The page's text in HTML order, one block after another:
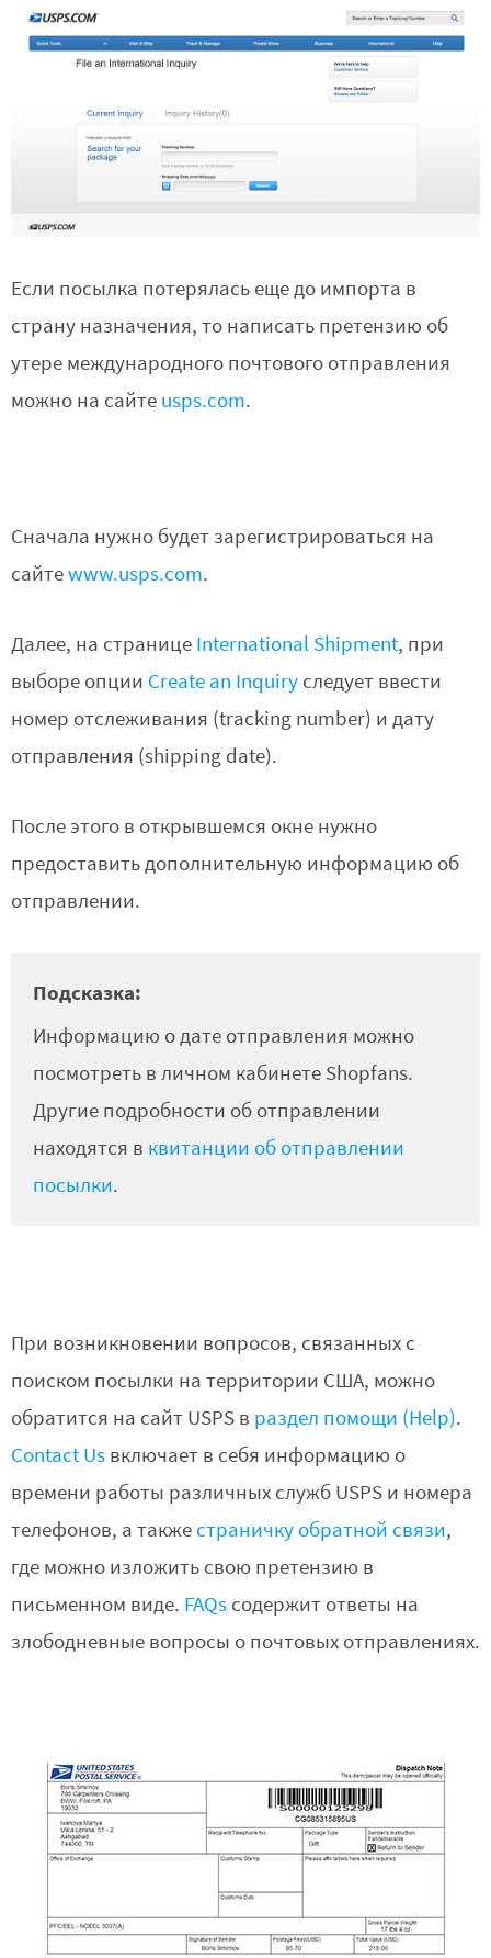
Если посылка потерялась еще до импорта в
страну назначения, то написать претензию об
утере международного почтового отправления
можно на сайте usps.com.
Сначала нужно будет зарегистрироваться на
сайтеwww.usps.com.
Далее, на странице International Shipment, при
выборе опции Create an Inquiryследует ввести
номер отслеживания (tracking number) и дату
отправления (shipping date).
После этого в открывшемся окне нужно
предоставить дополнительную информацию об
отправлении.
Подсказка:
Информацию о дате отправления можно
посмотреть в личном кабинете Shopfans.
Другие подробности об отправлении
находятся в квитанции об отправлении
посылки.
При возникновении вопросов, связанных с
поиском посылки на территории США, можно
обратится на сайт USPS в раздел помощи (Help).
Contact Usвключает в себя информацию о
времени работы различных служб USPS и номера
телефонов, а такжестраничку обратной связи,
где можно изложить свою претензию в
письменном виде. FAQsсодержит ответы на
злободневные вопросы о почтовых отправлениях.